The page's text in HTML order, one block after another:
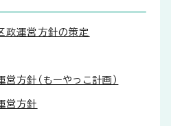
政運営方針の策定
方針（もーやっこ計画）
営方針